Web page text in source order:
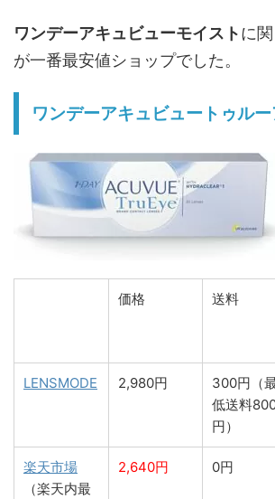
ワンデーアキュビューモイストに
が一番最安値ショップでした。
ワンデーアキュビュートゥルー
価格 送料
LENSMODE 2,980円
300円（
低送料
円）
楽天市場
（楽天内最
2,640円 0円